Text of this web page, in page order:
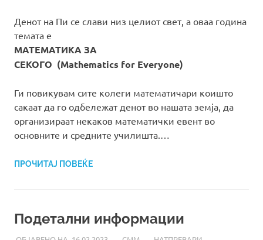
Денот на Пи се слави низ целиот свет, а оваа година
темата е
МАТЕМАТИКА ЗА
СЕКОГО (Mathematics for Everyone)
Ги повикувам сите колеги математичари коишто
сакаат да го одбележат денот во нашата земја, да
организираат некаков математички евент во
основните и средните училишта.…
ПРОЧИТАЈ ПОВЕЌЕ
Подетални информации